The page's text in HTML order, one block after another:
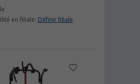
en filiale: Définir filiale